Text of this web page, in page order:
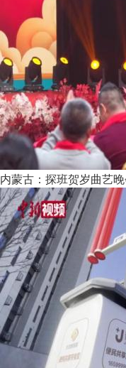
内蒙古：探班贺岁曲艺